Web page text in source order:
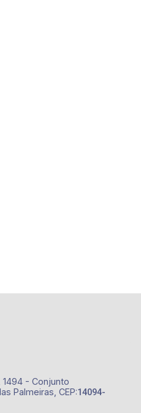
1494 - Conjunto
Palmeiras, CEP:14094-